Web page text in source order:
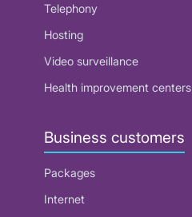
Telephony
Hosting
Video surveillance
Health improvement centers
Business customers
Packages
Internet